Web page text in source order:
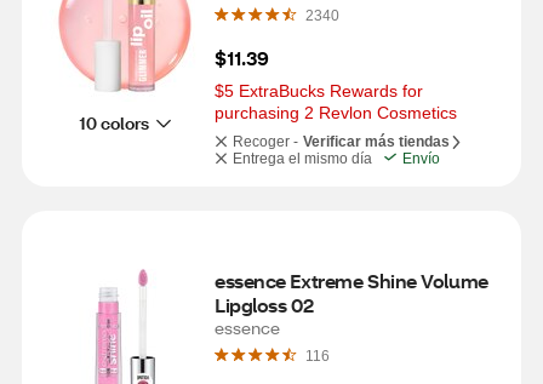
10 colors
2340
$11.39
$5 ExtraBucks Rewards for
purchasing 2 Revlon Cosmetics
Recoger - Verificar más tiendas
Entrega el mismo día
Envío
essence Extreme Shine Volume
Lipgloss 02
essence
116